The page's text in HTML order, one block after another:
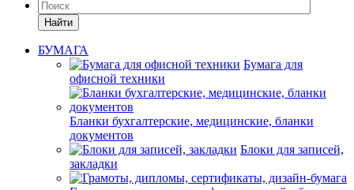
Найти
БУМАГА
Бумага для
офисной техники
Бланки бухгалтерские, медицинские, бланки
документов
Блоки для записей,
закладки